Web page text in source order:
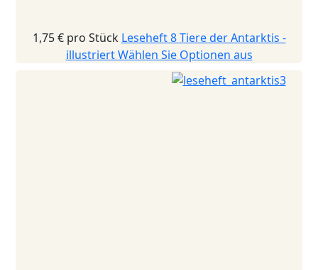
1,75 € pro Stück Leseheft 8 Tiere der Antarktis -
illustriertWählen Sie Optionen aus